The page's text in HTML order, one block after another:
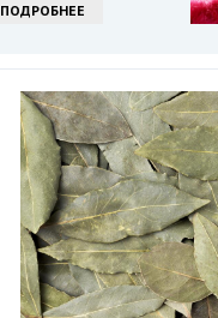
ПОДРОБНЕЕ